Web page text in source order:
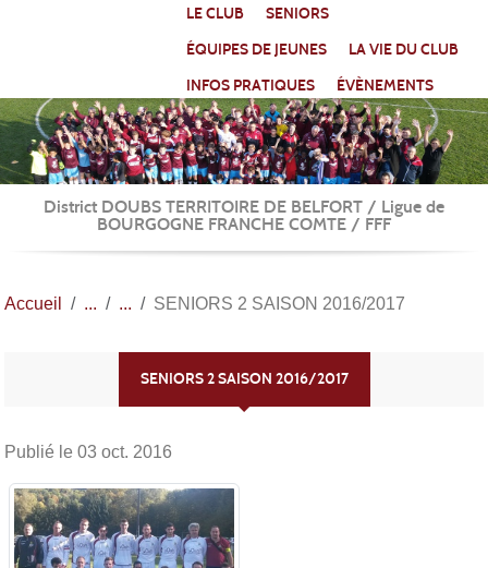
LE CLUB
SENIORS
ÉQUIPES DE JEUNES
LA VIE DU CLUB
INFOS PRATIQUES
ÉVÈNEMENTS
District DOUBS TERRITOIRE DE BELFORT / Ligue de
BOURGOGNE FRANCHE COMTE / FFF
Accueil SENIORS 2 SAISON 2016/2017
SENIORS 2 SAISON 2016/2017
Publié le 03 oct. 2016
Panneau de gestion des cookies